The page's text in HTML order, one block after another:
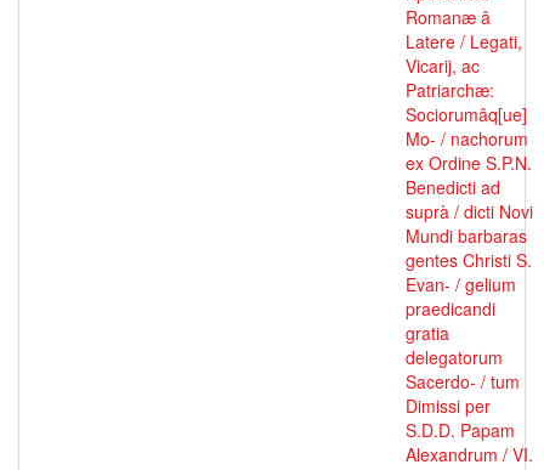
Romanæ â
Latere / Legati,
Vicarij, ac
Patriarchæ:
Sociorumâq[ue]
Mo- / nachorum
ex Ordine S.P.N.
Benedicti ad
suprà / dicti Novi
Mundi barbaras
gentes Christi S.
Evan- / gelium
praedicandi
gratia
delegatorum
Sacerdo- / tum
Dimissi per
S.D.D. Papam
Alexandrum / VI.